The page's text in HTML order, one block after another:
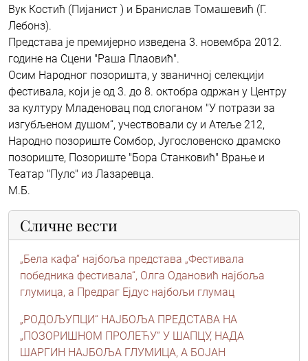
Вук Костић (Пијанист ) и Бранислав Томашевић (Г.
Лебонз).
Представа је премијерно изведена 3. новембра 2012.
године на Сцени "Раша Плаовић".
Осим Народног позоришта, у званичној селекцији
фестивала, који је од 3. до 8. октобра одржан у Центру
за културу Младеновац под слоганом "У потрази за
изгубљеном душом“, учествовали су и Атеље 212,
Народно позориште Сомбор, Југословенско драмско
позориште, Позориште "Бора Станковић" Врање и
Театар "Пулс" из Лазаревца.
М.Б.
Сличне вести
„Бела кафа“ најбоља представа „Фестивала
победника фестивала“, Олга Одановић најбоља
глумица, а Предраг Ејдус најбољи глумац
„РОДОЉУПЦИ“ НАЈБОЉА ПРЕДСТАВА НА
„ПОЗОРИШНОМ ПРОЛЕЋУ“ У ШАПЦУ, НАДА
ШАРГИН НАЈБОЉА ГЛУМИЦА, А БОЈАН